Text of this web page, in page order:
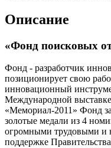
Описание
«Фонд поисковых
Фонд - разработчик
позиционирует свою
инновационный
Международной
«Мемориал-2011» Фонд
золотые медали из 4
огромными трудовыми и
поддержке